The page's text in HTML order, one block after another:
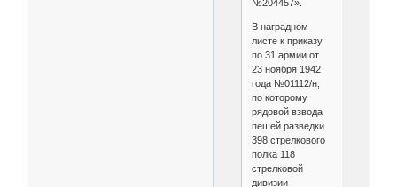
№204457».
В наградном
листе к приказу
по 31 армии от
23 ноября 1942
года №01112/н,
по которому
рядовой взвода
пешей разведки
398 стрелкового
полка 118
стрелковой
дивизии